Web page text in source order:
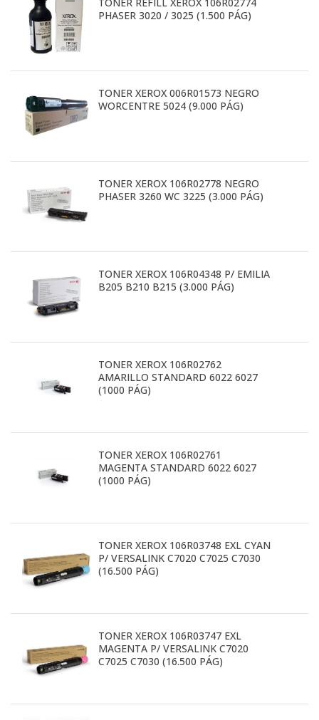
PHASER 3020 / 3025 (1.500 PÁG)
TONER XEROX 006R01573 NEGRO
WORCENTRE 5024 (9.000 PÁG)
TONER XEROX 106R02778 NEGRO
PHASER 3260 WC 3225 (3.000 PÁG)
TONER XEROX 106R04348 P/ EMILIA
B205 B210 B215 (3.000 PÁG)
TONER XEROX 106R02762
AMARILLO STANDARD 6022 6027
(1000 PÁG)
TONER XEROX 106R02761
MAGENTA STANDARD 6022 6027
(1000 PÁG)
TONER XEROX 106R03748 EXL CYAN
P/ VERSALINK C7020 C7025 C7030
(16.500 PÁG)
TONER XEROX 106R03747 EXL
MAGENTA P/ VERSALINK C7020
C7025 C7030 (16.500 PÁG)